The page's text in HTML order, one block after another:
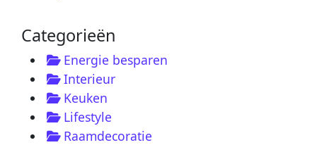
Categorieën
Energie besparen
Interieur
Keuken
Lifestyle
Raamdecoratie